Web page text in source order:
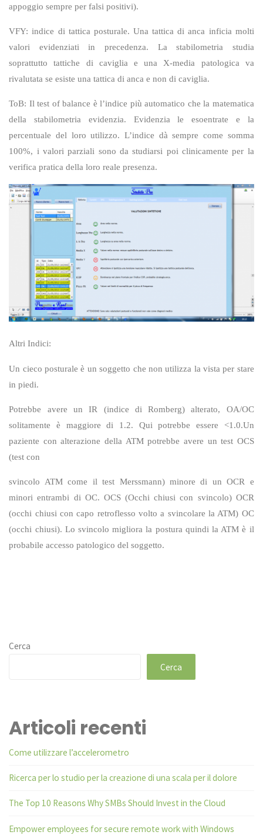
appoggio sempre per falsi positivi).
VFY: indice di tattica posturale. Una tattica di anca inficia molti
valori evidenziati in precedenza. La stabilometria studia
soprattutto tattiche di caviglia e una X-media patologica va
rivalutata se esiste una tattica di anca e non di caviglia.
ToB: Il test of balance è l’indice più automatico che la matematica
della stabilometria evidenzia. Evidenzia le esoentrate e la
percentuale del loro utilizzo. L’indice dà sempre come somma
100%, i valori parziali sono da studiarsi poi clinicamente per la
verifica pratica della loro reale presenza.
Altri Indici:
Un cieco posturale è un soggetto che non utilizza la vista per stare
in piedi.
Potrebbe avere un IR (indice di Romberg) alterato, OA/OC
solitamente è maggiore di 1.2. Qui potrebbe essere <1.0.Un
paziente con alterazione della ATM potrebbe avere un test OCS
(test con
svincolo ATM come il test Merssmann) minore di un OCR e
minori entrambi di OC. OCS (Occhi chiusi con svincolo) OCR
(occhi chiusi con capo retroflesso volto a svincolare la ATM) OC
(occhi chiusi). Lo svincolo migliora la postura quindi la ATM è il
probabile accesso patologico del soggetto.
Cerca
Cerca
Articoli recenti
Come utilizzare l’accelerometro
Ricerca per lo studio per la creazione di una scala per il dolore
The Top 10 Reasons Why SMBs Should Invest in the Cloud
Empower employees for secure remote work with Windows